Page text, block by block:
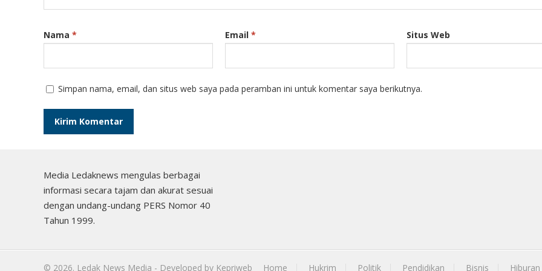
Nama * Email * Situs Web
Simpan nama, email, dan situs web saya pada peramban ini untuk komentar saya berikutnya.
Media Ledaknews mengulas berbagai
informasi secara tajam dan akurat sesuai
dengan undang-undang PERS Nomor 40
Tahun 1999.
© 2026. Ledak News Media - Developed by Kepriweb Home Hukrim Politik Pendidikan Bisnis Hiburan